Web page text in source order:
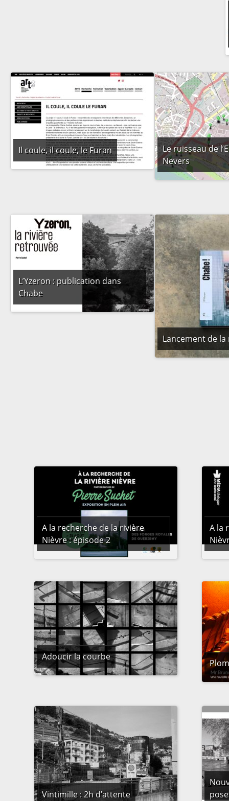
Il coule, il coule, le Furan
Le ruisseau de
Nevers
L’Yzeron : publication dans
Chabe
Lancement de la
A la recherche de la rivière
Nièvre : épisode 2
A la
Adoucir la courbe
Vintimille : 2h d’attente